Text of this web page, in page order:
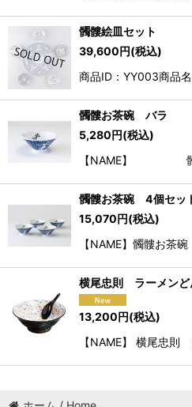
髑髏絵皿セット
39,600円(税込)
商品ID：YY003商品
髑髏お茶碗 バラ
5,280円(税込)
【NAME】 髑髏
髑髏お茶碗 4個セッ
15,070円(税込)
【NAME】髑髏お
横尾忠則 ラーメン
13,200円(税込)
【NAME】 横尾忠